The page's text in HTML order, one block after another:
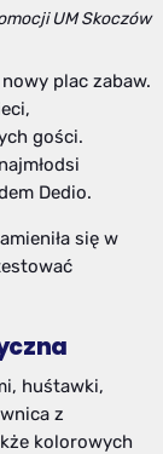
UM Skoczów
plac zabaw.
gości.
Dedio.
się w
huśtawki,
z
kolorowych